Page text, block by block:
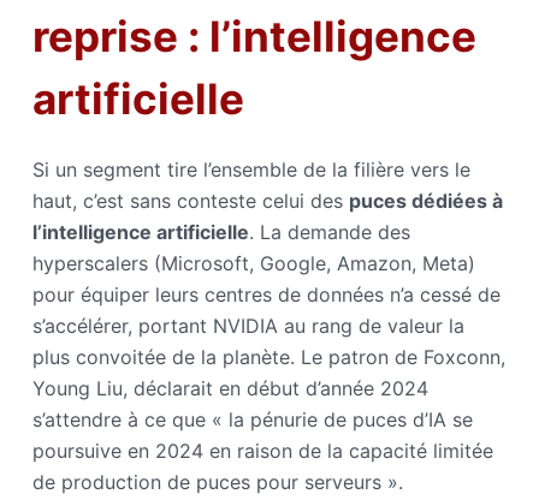
reprise : l’intelligence
artificielle
Si un segment tire l’ensemble de la filière vers le
haut, c’est sans conteste celui des puces dédiées à
l’intelligence artificielle. La demande des
hyperscalers (Microsoft, Google, Amazon, Meta)
pour équiper leurs centres de données n’a cessé de
s’accélérer, portant NVIDIA au rang de valeur la
plus convoitée de la planète. Le patron de Foxconn,
Young Liu, déclarait en début d’année 2024
s’attendre à ce que « la pénurie de puces d’IA se
poursuive en 2024 en raison de la capacité limitée
de production de puces pour serveurs ».